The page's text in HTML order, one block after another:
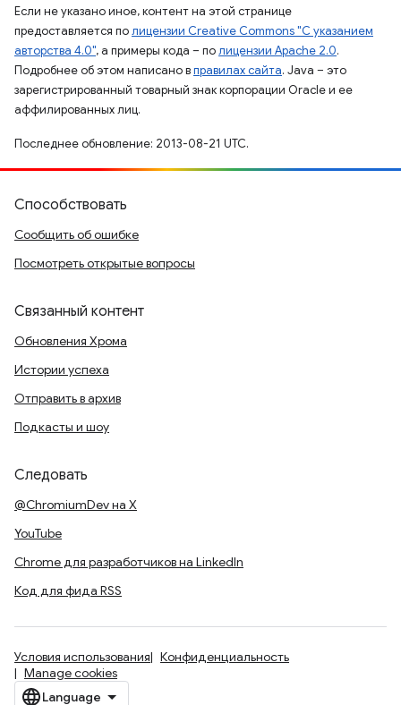
Если не указано иное, контент на этой странице
предоставляется полицензии Creative Commons "С указанием
авторства 4.0", а примеры кода – полицензии Apache 2.0.
Подробнее об этом написано вправилах сайта. Java – это
зарегистрированный товарный знак корпорации Oracle и ее
аффилированных лиц.
Последнее обновление: 2013-08-21 UTC.
Способствовать
Сообщить об ошибке
Посмотреть открытые вопросы
Связанный контент
Обновления Хрома
Истории успеха
Отправить в архив
Подкасты и шоу
Следовать
@ChromiumDev на X
YouTube
Chrome для разработчиков на LinkedIn
Код для фида RSS
Условия использования
Конфиденциальность
Manage cookies